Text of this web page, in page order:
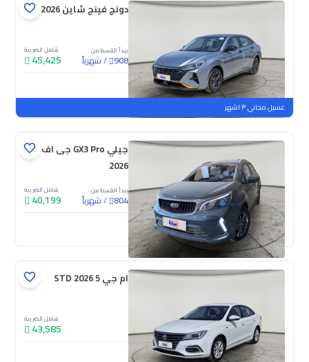
دونج فينج شاين E1 2026
يبدأ القسط من
908
/شهرياً
شامل الضريبة
45,425
جديدة
غسيل مجاني ٣ اشهر
جيلي GX3 Pro جى اف
2026
يبدأ القسط من
804
/شهرياً
شامل الضريبة
40,199
جديدة
ام جي 5 STD 2026
شامل الضريبة
43,585
جديدة